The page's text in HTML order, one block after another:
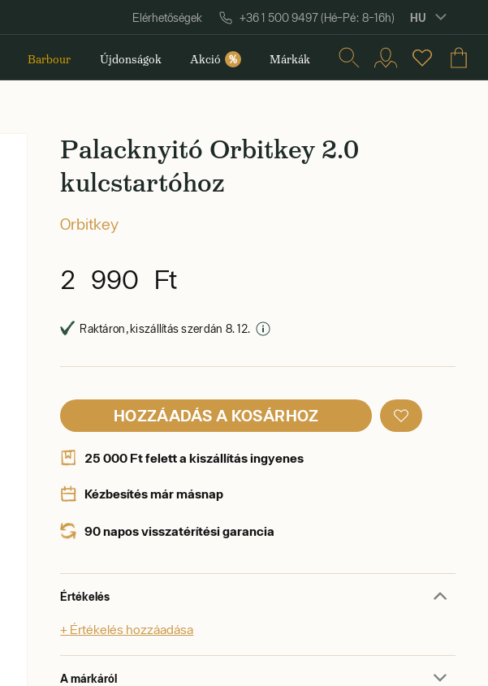
Elérhetőségek +36 1 500 9497 (Hé–Pé: 8–16h) HU
Barbour Újdonságok Akció % Márkák
Palacknyitó Orbitkey 2.0
kulcstartóhoz
Orbitkey
2 990 Ft
Raktáron, kiszállítás szerdán 8. 12.
HOZZÁADÁS A KOSÁRHOZ
25 000 Ft felett a kiszállítás ingyenes
Kézbesítés már másnap
90 napos visszatérítési garancia
Értékelés
+ Értékelés hozzáadása
A márkáról